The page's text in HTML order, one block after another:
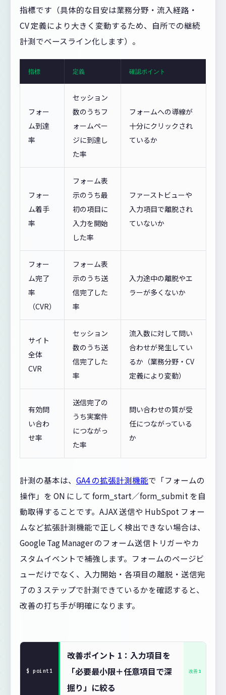
指標です（具体的な目安は業務分野・流入経路・
CV 定義により大きく変動するため、自所での継続
計測でベースライン化します）。
指標 定義 確認ポイント
フォー
ム到達
率
セッション
数のうちフ
ォームペー
ジに到達し
た率
フォームへの導線が
十分にクリックされ
ているか
フォー
ム着手
率
フォーム表
示のうち最
初の項目に
入力を開始
した率
ファーストビューや
入力項目で離脱され
ていないか
フォー
ム完了
率
（CVR）
フォーム表
示のうち送
信完了した
率
入力途中の離脱やエ
ラーが多くないか
サイト
全体
CVR
セッション
数のうち送
信完了した
率
流入数に対して問い
合わせが発生してい
るか（業務分野・CV
定義により変動）
有効問
い合わ
せ率
送信完了の
うち実案件
につながっ
た率
問い合わせの質が受
任につながっている
か
計測の基本は、 GA4 の拡張計測機能で「フォームの
操作」を ON にして form_start／form_submit を自
動取得することです。AJAX 送信や HubSpot フォー
ムなど拡張計測機能で正しく検出できない場合は、
Google Tag Manager のフォーム送信トリガーやカ
スタムイベントで補強します。フォームのページビ
ューだけでなく、入力開始・各項目の離脱・送信完
了の 3 ステップで計測できているかを確認すると、
改善の打ち手が明確になります。
改善ポイント 1：入力項目を
「必要最小限＋任意項目で深
掘り」に絞る